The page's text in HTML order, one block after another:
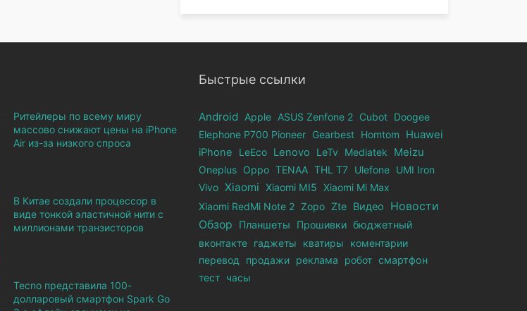
Ритейлеры по всему миру
массово снижают цены на iPhone
Air из-за низкого спроса
В Китае создали процессор в
виде тонкой эластичной нити с
миллионами транзисторов
Tecno представила 100-
долларовый смартфон Spark Go
Быстрые ссылки
Android Apple ASUS Zenfone 2 Cubot Doogee
Elephone Р700 Pioneer Gearbest Homtom
Huawei
iPhone
LeEco Lenovo LeTv Mediatek Meizu
Oneplus Oppo TENAA THL T7 Ulefone UMI Iron
Vivo Xiaomi Xiaomi MI5 Xiaomi Mi Max
Xiaomi RedMi Note 2 Zopo Zte Видео Новости
Обзор Планшеты Прошивки бюджетный
вконтакте гаджеты кватиры
коментарии
перевод
продажи реклама робот смартфон
тест часы